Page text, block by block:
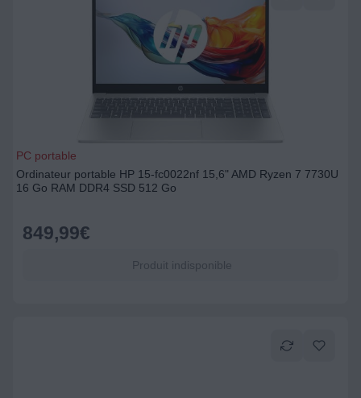
PC portable
Ordinateur portable HP 15-fc0022nf 15,6" AMD Ryzen 7 7730U
16 Go RAM DDR4 SSD 512 Go
849,99€
Produit indisponible